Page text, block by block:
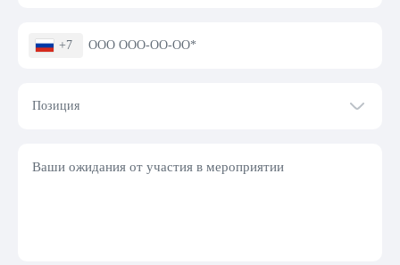
+7
Позиция